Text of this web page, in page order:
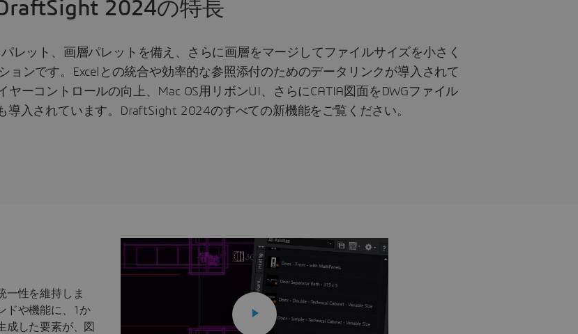
2024の特長
レット、画層パレットを備え、さらに画層をマージしてファイルサイズを小さく
ョンです。Excelとの統合や効率的な参照添付のためのデータリンクが導入されて
ーコントロールの向上、Mac OS用リボンUI、さらにCATIA図面をDWGファイル
導入されています。DraftSight 2024のすべての新機能をご覧ください。
一性を維持しま
ドや機能に、1か
成した要素が、図